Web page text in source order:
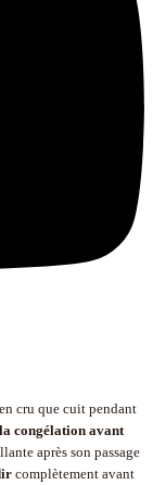
cru que cuit pendant
la congélation avant
après son passage
complètement avant